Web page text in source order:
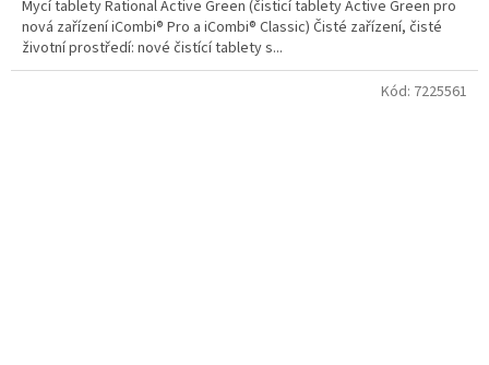
Mycí tablety Rational Active Green (čisticí tablety Active Green pro
nová zařízení iCombi® Pro a iCombi® Classic) Čisté zařízení, čisté
životní prostředí: nové čistící tablety s...
Kód: 7225561